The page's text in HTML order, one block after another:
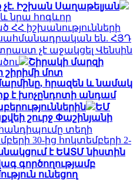
Իշխան Սաղաթելյան
և նրա հոգևոր
ՀՀ իշխանությունների
են. ՀՅԴ
չէ աջակցել Վենսին
Շիրակի մարզի
շիրիմի մոտ
հրազեն և նամակ
է խոչընդոտի անդամ
ԵՄ
շուրջ Փաշինյանի
հանդիպումը տեղի
30-ից հոկտեմբերի 2-
է ԵԱՏՄ նիստին
գործողությամբ
ունեցող